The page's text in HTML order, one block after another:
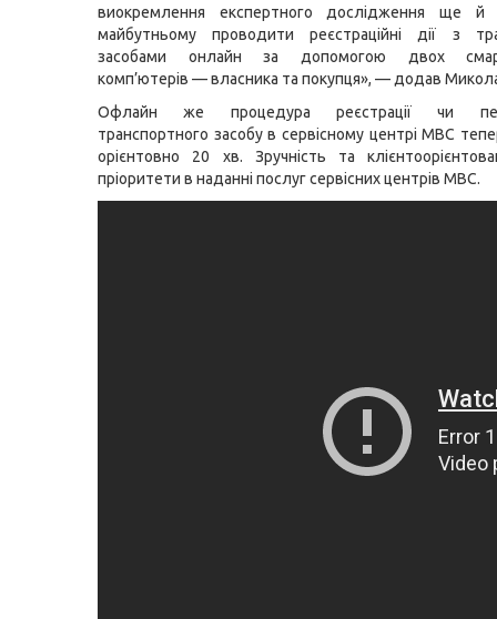
виокремлення експертного дослідження ще й
майбутньому проводити реєстраційні дії з
засобами онлайн за допомогою двох
комп’ютерів — власника та покупця», — додав
Офлайн же процедура реєстрації чи
транспортного засобу в сервісному центрі МВС
орієнтовно 20 хв. Зручність та
пріоритети в наданні послуг сервісних центрів МВС.